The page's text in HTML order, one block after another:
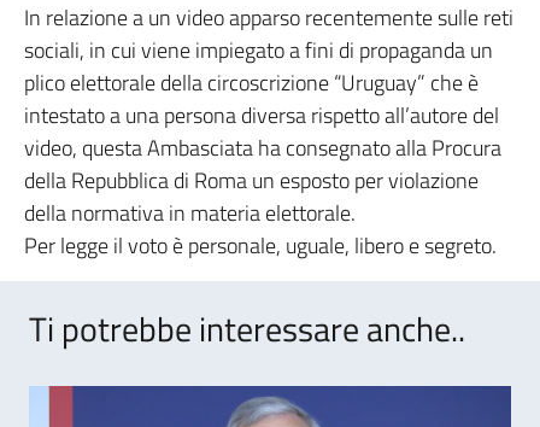
In relazione a un video apparso recentemente sulle reti
sociali, in cui viene impiegato a fini di propaganda un
plico elettorale della circoscrizione “Uruguay” che è
intestato a una persona diversa rispetto all’autore del
video, questa Ambasciata ha consegnato alla Procura
della Repubblica di Roma un esposto per violazione
della normativa in materia elettorale.
Per legge il voto è personale, uguale, libero e segreto.
Ti potrebbe interessare anche..